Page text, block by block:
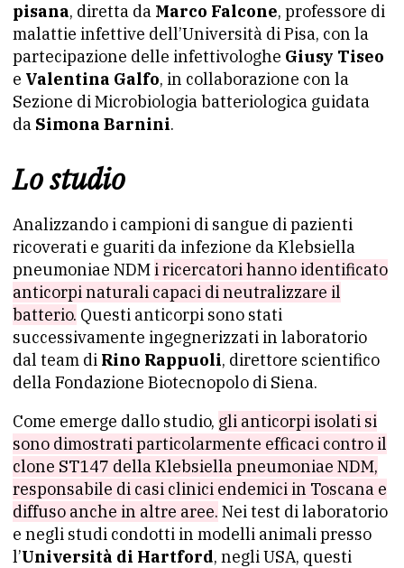
pisana, diretta da Marco Falcone, professore di
malattie infettive dell’Università di Pisa, con la
partecipazione delle infettivologhe Giusy Tiseo
e Valentina Galfo, in collaborazione con la
Sezione di Microbiologia batteriologica guidata
da Simona Barnini.
Lo studio
Analizzando i campioni di sangue di pazienti
ricoverati e guariti da infezione da Klebsiella
pneumoniae NDMi ricercatori hanno identificato
anticorpi naturali capaci di neutralizzare il
batterio. Questi anticorpi sono stati
successivamente ingegnerizzati in laboratorio
dal team di Rino Rappuoli, direttore scientifico
della Fondazione Biotecnopolo di Siena.
Come emerge dallo studio, gli anticorpi isolati si
sono dimostrati particolarmente efficaci contro il
clone ST147 della Klebsiella pneumoniae NDM,
responsabile di casi clinici endemici in Toscana e
diffuso anche in altre aree. Nei test di laboratorio
e negli studi condotti in modelli animali presso
l’Università di Hartford, negli USA, questi